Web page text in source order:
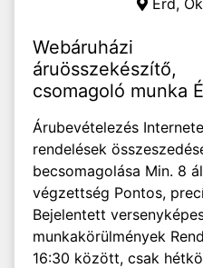
Érd,
Webáruházi
áruösszekészítő,
csomagoló munka
Árubevételezés
rendelések
becsomagolása Min. 8
végzettség Pontos,
Bejelentett
munkakörülmények
16:30 között, csak